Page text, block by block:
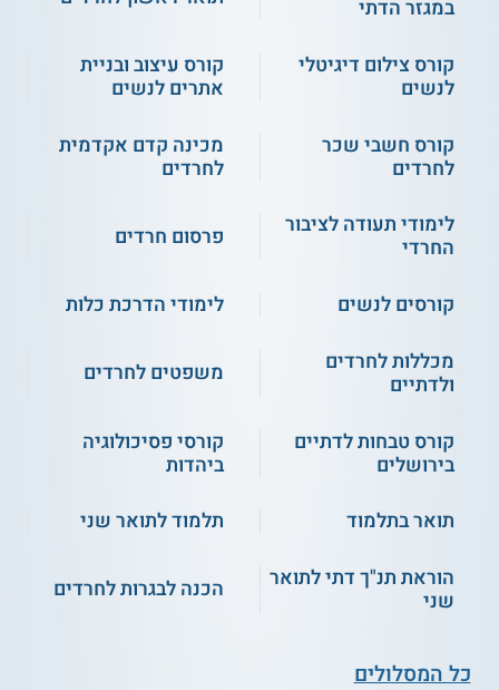
** לתשומת לבך נכונות המידע עלולה להשתנות
צוות האתר. למען הסר ספק בין האתר למוסד
הלימודים לא מתקיים קשר מכל סוג שהוא.
למידע נוסף לחצו: המכללה האקדמית לחינוך חמדת
במגזר הדתי
קורס צילום דיגיטלי
לנשים
קורס עיצוב ובניית
אתרים לנשים
קורס חשבי שכר
לחרדים
מכינה קדם אקדמית
לחרדים
לימודי תעודה לציבור
החרדי
פרסום חרדים
קורסים לנשים
לימודי הדרכת כלות
מכללות לחרדים
ולדתיים
משפטים לחרדים
קורס טבחות לדתיים
בירושלים
קורסי פסיכולוגיה
ביהדות
תואר בתלמוד
תלמוד לתואר שני
הוראת תנ"ך דתי לתואר
שני
הכנה לבגרות לחרדים
כל המסלולים